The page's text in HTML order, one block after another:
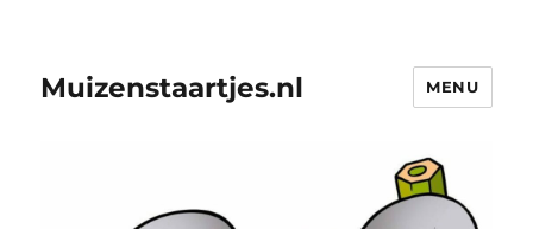
Muizenstaartjes.nl MENU